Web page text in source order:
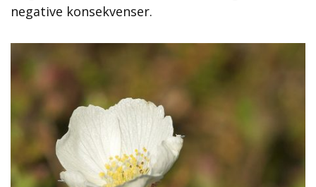
negative konsekvenser.